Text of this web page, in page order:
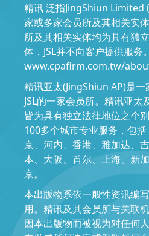
精讯 泛指JingShiun Limited
家或多家会员所及其相关实
所及其相关实体均为具有独
体，JSL并不向客户提供服务
www.cpafirm.com.tw/
精讯亚太(JingShiun AP)是
JSL的一家会员所。精讯亚太
皆为具有独立法律地位之个
100多个城市专业服务，包
京、河内、香港、雅加达、
本、大阪、首尔、上海、新
京。
本出版物系依一般性资讯编
用。精讯及其会员所与关联
因本出版物而被视为对任何